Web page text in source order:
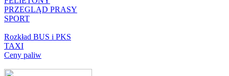
PRZEGLĄD PRASY
SPORT
Rozkład BUS i PKS
TAXI
Ceny paliw